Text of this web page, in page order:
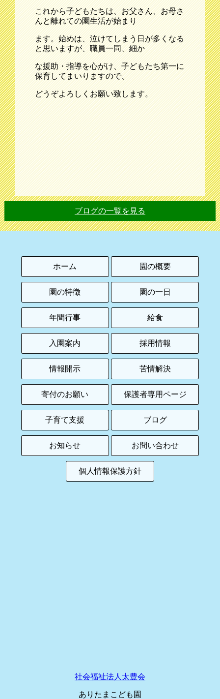
これから子どもたちは、お父さん、お母さ
んと離れての園生活が始まり
ます。始めは、泣けてしまう日が多くなる
と思いますが、職員一同、細か
な援助・指導を心がけ、子どもたち第一に
保育してまいりますので、
どうぞよろしくお願い致します。
ブログの一覧を見る
ホーム 園の概要
園の特徴 園の一日
年間行事 給食
入園案内 採用情報
情報開示 苦情解決
寄付のお願い 保護者専用ページ
子育て支援 ブログ
お知らせ お問い合わせ
個人情報保護方針
社会福祉法人太豊会
ありたまこども園